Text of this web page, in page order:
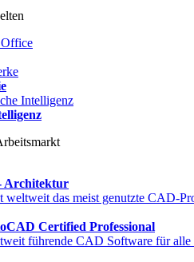
Architektur
weltweit das meist genutzte CAD-
Certified Professional
führende CAD Software für